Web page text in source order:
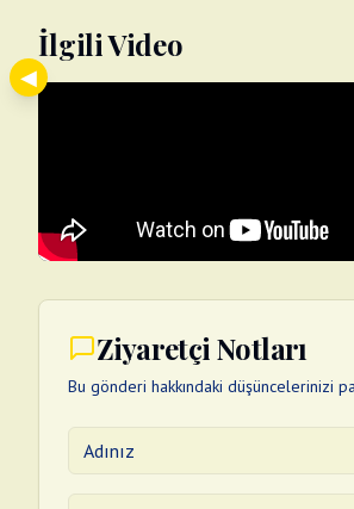
İlgili Video
Ziyaretçi Notları
Bu gönderi hakkındaki düşüncelerinizi
◀